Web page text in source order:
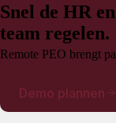
Snel de HR
team regelen.
Remote PEO brengt
Demo plannen